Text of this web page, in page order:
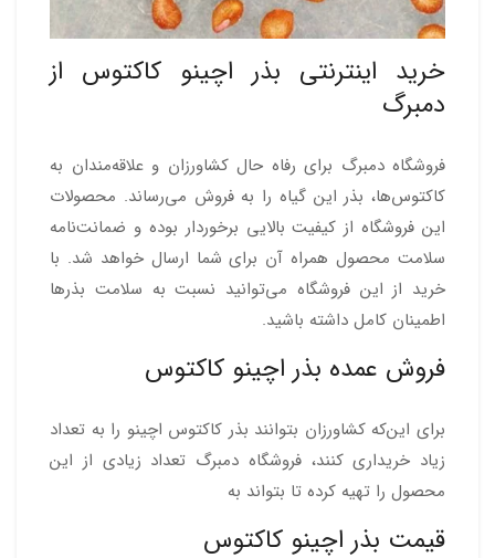
خرید اینترنتی بذر اچینو کاکتوس از
دمبرگ
فروشگاه دمبرگ برای رفاه حال کشاورزان و علاقه‌مندان به
کاکتوس‌ها، بذر این گیاه را به فروش می‌رساند. محصولات
این فروشگاه از کیفیت بالایی برخوردار بوده و ضمانت‌نامه
سلامت محصول همراه آن برای شما ارسال خواهد شد. با
خرید از این فروشگاه می‌توانید نسبت به سلامت بذرها
اطمینان کامل داشته باشید.
فروش عمده بذر اچینو کاکتوس
برای این‌که کشاورزان بتوانند بذر کاکتوس اچینو را به تعداد
زیاد خریداری کنند، فروشگاه دمبرگ تعداد زیادی از این
محصول را تهیه کرده تا بتواند به
قیمت بذر اچینو کاکتوس